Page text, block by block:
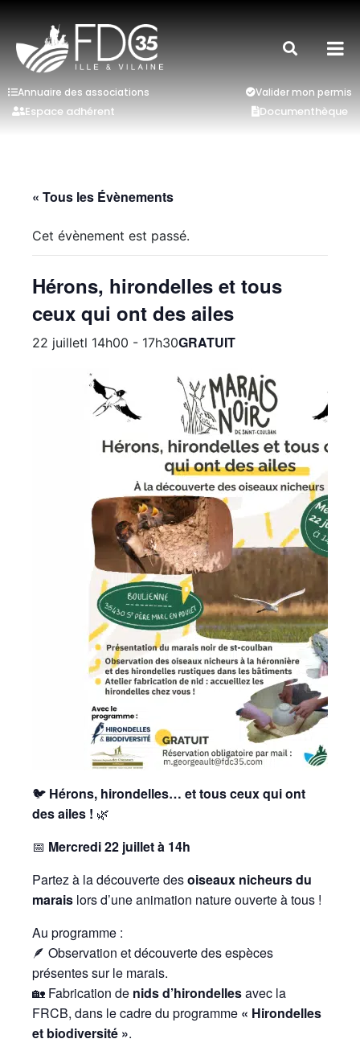
Annuaire des associations Valider mon permis
Espace adhérent Documenthèque
« Tous les Évènements
Cet évènement est passé.
Hérons, hirondelles et tous
ceux qui ont des ailes
22 juilletl 14h00 - 17h30GRATUIT
🐦 Hérons, hirondelles… et tous ceux qui ont
des ailes ! 🌿
📅 Mercredi 22 juillet à 14h
Partez à la découverte desoiseaux nicheurs du
marais lors d’une animation nature ouverte à tous !
Au programme :
🪶 Observation et découverte des espèces
présentes sur le marais.
🏡 Fabrication de nids d’hirondellesavec la
FRCB, dans le cadre du programme « Hirondelles
et biodiversité ».